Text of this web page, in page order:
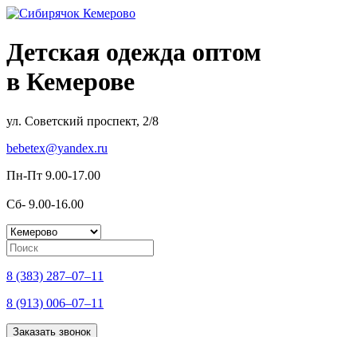
Детская одежда оптом
в Кемерове
ул. Советский проспект, 2/8
bebetex@yandex.ru
Пн-Пт 9.00-17.00
Сб- 9.00-16.00
8 (383) 287–07–11
8 (913) 006–07–11
Заказать звонок